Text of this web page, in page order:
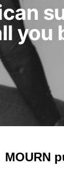
you
MOURN